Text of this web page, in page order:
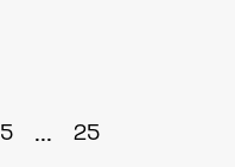
5 ... 25